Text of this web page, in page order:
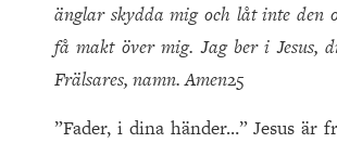
änglar skydda mig och låt inte den
få makt över mig. Jag ber i Jesus,
Frälsares, namn. Amen25
”Fader, i dina händer…” Jesus är